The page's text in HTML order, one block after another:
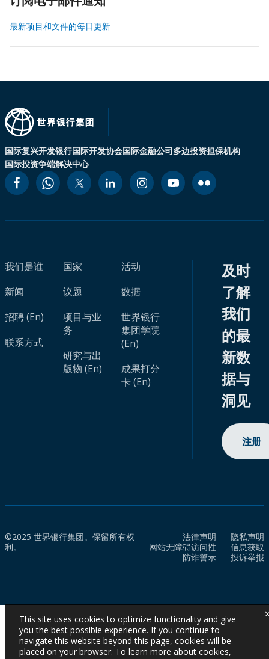
最新项目和文件的每日更新
国际复兴开发银行国际开发协会国际金融公司多边投资担保机构
国际投资争端解决中心
我们是谁
新闻
招聘 (En)
联系方式
国家
议题
项目与业
务
研究与出
版物 (En)
活动
数据
世界银行
集团学院
(En)
成果打分
卡 (En)
及时
了解
我们
的最
新数
据与
洞见
注册
©2025 世界银行集团。保留所有权
利。
法律声明
隐私声明
网站无障碍访问性
信息获取
防诈警示
投诉举报
This site uses cookies to optimize functionality and give
you the best possible experience. If you continue to
navigate this website beyond this page, cookies will be
placed on your browser. To learn more about cookies,